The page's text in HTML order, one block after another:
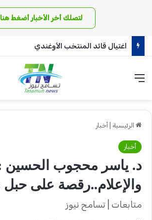
لتصلك أخر الأخبار أضغط هنا
اغتيال قائد المنتخب الأوغندي
القائمة
الرئيسية أخبار
أخبار
د. ياسر محجوب
والإعلام..رقصة على
متابعات | تسامح نيوز